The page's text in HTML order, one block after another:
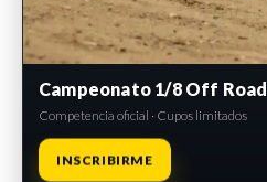
Campeonato 1/8 Off Road
Competencia oficial · Cupos limitados
INSCRIBIRME